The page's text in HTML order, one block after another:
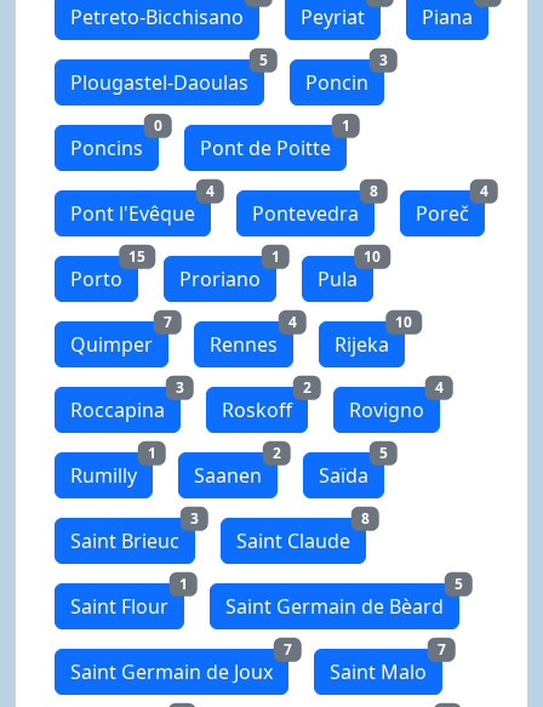
Petreto-Bicchisano Peyriat Piana
Plougastel-Daoulas
5
Poncin
3
Poncins
0
Pont de Poitte
1
Pont l'Evêque
4
Pontevedra
8
Poreč
4
Porto
15
Proriano
1
Pula
10
Quimper
7
Rennes
4
Rijeka
10
Roccapina
3
Roskoff
2
Rovigno
4
Rumilly
1
Saanen
2
Saïda
5
Saint Brieuc
3
Saint Claude
8
Saint Flour
1
Saint Germain de Bèard
5
Saint Germain de Joux
7
Saint Malo
7